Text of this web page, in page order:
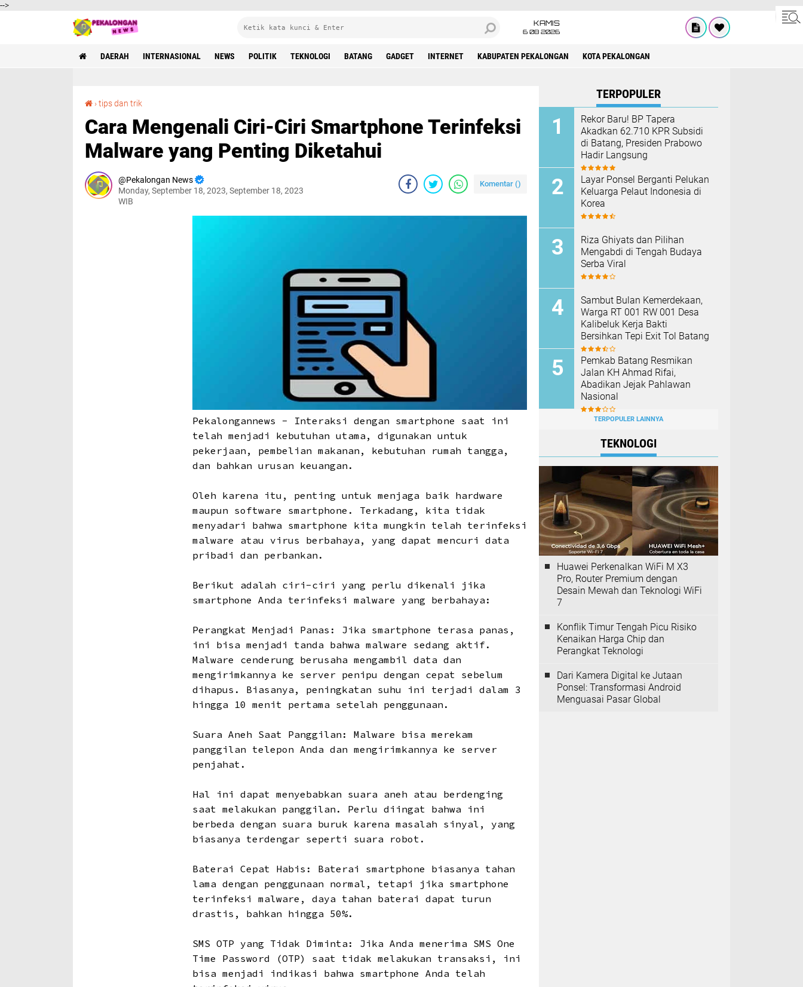
-->
KAMIS
6 08 2026
DAERAH INTERNASIONAL NEWS POLITIK TEKNOLOGI BATANG GADGET INTERNET KABUPATEN PEKALONGAN KOTA PEKALONGAN
›tips dan trik
Cara Mengenali Ciri-Ciri Smartphone Terinfeksi
Malware yang Penting Diketahui
Pekalongan News
Monday, September 18, 2023, September 18, 2023
WIB
Komentar ()
Pekalongannews - Interaksi dengan smartphone saat ini
telah menjadi kebutuhan utama, digunakan untuk
pekerjaan, pembelian makanan, kebutuhan rumah tangga,
dan bahkan urusan keuangan.
Oleh karena itu, penting untuk menjaga baik hardware
maupun software smartphone. Terkadang, kita tidak
menyadari bahwa smartphone kita mungkin telah terinfeksi
malware atau virus berbahaya, yang dapat mencuri data
pribadi dan perbankan.
Berikut adalah ciri-ciri yang perlu dikenali jika
smartphone Anda terinfeksi malware yang berbahaya:
Perangkat Menjadi Panas:
Jika smartphone terasa panas,
ini bisa menjadi tanda bahwa malware sedang aktif.
Malware cenderung berusaha mengambil data dan
mengirimkannya ke server penipu dengan cepat sebelum
dihapus. Biasanya, peningkatan suhu ini terjadi dalam 3
hingga 10 menit pertama setelah penggunaan.
Suara Aneh Saat Panggilan:
Malware bisa merekam
panggilan telepon Anda dan mengirimkannya ke server
penjahat.
Hal ini dapat menyebabkan suara aneh atau berdenging
saat melakukan panggilan. Perlu diingat bahwa ini
berbeda dengan suara buruk karena masalah sinyal, yang
biasanya terdengar seperti suara robot.
Baterai Cepat Habis : Baterai smartphone biasanya tahan
lama dengan penggunaan normal, tetapi jika smartphone
terinfeksi malware, daya tahan baterai dapat turun
drastis, bahkan hingga 50%.
SMS OTP yang Tidak Diminta : Jika Anda menerima SMS One
Time Password (OTP) saat tidak melakukan transaksi, ini
bisa menjadi indikasi bahwa smartphone Anda telah
TERPOPULER
Rekor Baru! BP Tapera
Akadkan 62.710 KPR Subsidi
di Batang, Presiden Prabowo
Hadir Langsung
Layar Ponsel Berganti Pelukan
Keluarga Pelaut Indonesia di
Korea
Riza Ghiyats dan Pilihan
Mengabdi di Tengah Budaya
Serba Viral
Sambut Bulan Kemerdekaan,
Warga RT 001 RW 001 Desa
Kalibeluk Kerja Bakti
Bersihkan Tepi Exit Tol Batang
Pemkab Batang Resmikan
Jalan KH Ahmad Rifai,
Abadikan Jejak Pahlawan
Nasional
TERPOPULER LAINNYA
TEKNOLOGI
Huawei Perkenalkan WiFi M X3
Pro, Router Premium dengan
Desain Mewah dan Teknologi WiFi
7
Konflik Timur Tengah Picu Risiko
Kenaikan Harga Chip dan
Perangkat Teknologi
Dari Kamera Digital ke Jutaan
Ponsel: Transformasi Android
Menguasai Pasar Global